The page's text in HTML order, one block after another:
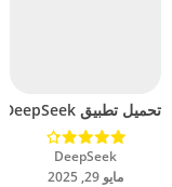
تحميل تطبيق DeepSeek مهكر للاندرويد 2025
DeepSeek‏
مايو 29, 2025